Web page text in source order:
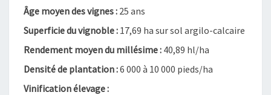
S
0
0
6
Âge moyen des vignes : 25 ans
Superficie du vignoble : 17,69 ha sur sol argilo-calcaire
Rendement moyen du millésime : 40,89 hl/ha
Densité de plantation :6 000 à 10 000 pieds/ha
Vinification élevage :